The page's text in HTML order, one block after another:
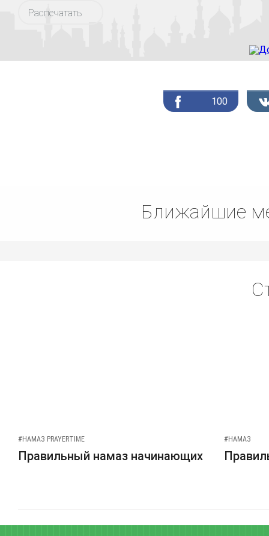
Распечатать
100
Ближайшие
#НАМАЗ PRAYERTIME
Правильный намаз начинающих
#НАМАЗ